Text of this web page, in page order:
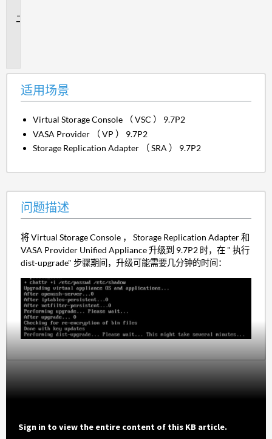
适用场景
Virtual Storage Console （ VSC ） 9.7P2
VASA Provider （ VP ） 9.7P2
Storage Replication Adapter （ SRA ） 9.7P2
问题描述
将 Virtual Storage Console ， Storage Replication Adapter 和
VASA Provider Unified Appliance 升级到 9.7P2 时，在 " 执行
dist-upgrade" 步骤期间，升级可能需要几分钟的时间：
Sign in to view the entire content of this KB article.